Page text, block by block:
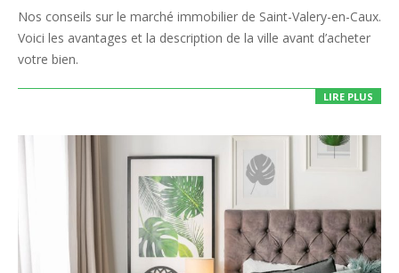
08-
07
Nos conseils sur le marché immobilier de Saint-Valery-en-Caux.
Voici les avantages et la description de la ville avant d’acheter
votre bien.
LIRE PLUS